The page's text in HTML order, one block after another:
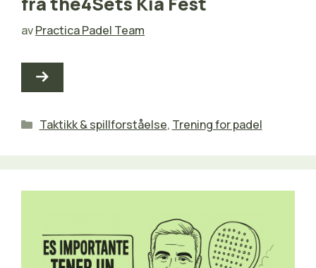
avPractica Padel Team
Kategorier
Taktikk & spillforståelse, Trening for padel